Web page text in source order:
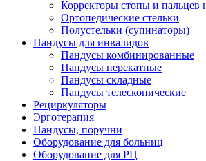
Корректоры стопы и пальцев
Ортопедические стельки
Полустельки (супинаторы)
Пандусы для инвалидов
Пандусы комбинированные
Пандусы перекатные
Пандусы складные
Пандусы телескопические
Рециркуляторы
Эрготерапия
Пандусы, поручни
Оборудование для больниц
Оборудование для РЦ